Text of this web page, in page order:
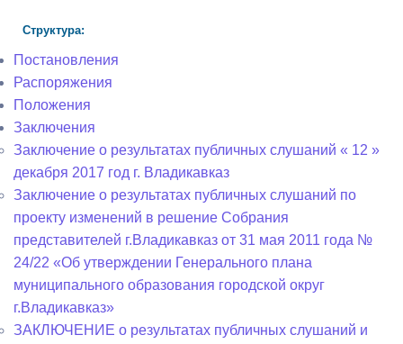
Структура:
Постановления
Распоряжения
Положения
Заключения
Заключение о результатах публичных слушаний « 12 »
декабря 2017 год г. Владикавказ
Заключение о результатах публичных слушаний по
проекту изменений в решение Собрания
представителей г.Владикавказ от 31 мая 2011 года №
24/22 «Об утверждении Генерального плана
муниципального образования городской округ
г.Владикавказ»
ЗАКЛЮЧЕНИЕ о результатах публичных слушаний и